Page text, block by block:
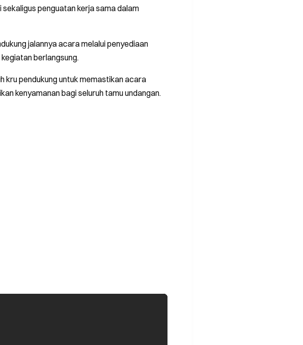
penguatan kerja sama dalam
jalannya acara melalui penyediaan
berlangsung.
kru pendukung untuk memastikan acara
kenyamanan bagi seluruh tamu undangan.